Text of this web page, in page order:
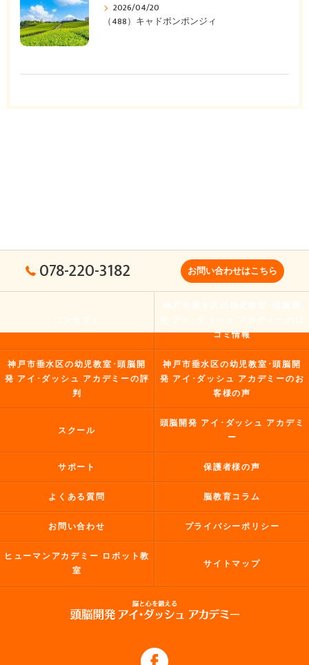
2026/04/20
（488）キャドポンポンジィ
078-220-3182 お問い合わせはこちら
コミ情報
神戸市垂水区の幼児教室･頭脳開
発 アイ･ダッシュ アカデミーの評
判
神戸市垂水区の幼児教室･頭脳開
発 アイ･ダッシュ アカデミーのお
客様の声
スクール
頭脳開発 アイ･ダッシュ アカデミ
ー
サポート 保護者様の声
よくある質問 脳教育コラム
お問い合わせ プライバシーポリシー
ヒューマンアカデミー ロボット教
室
サイトマップ